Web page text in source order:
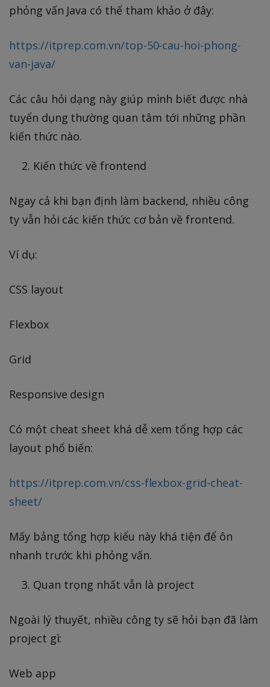
phỏng vấn Java có thể tham khảo ở đây:
https://itprep.com.vn/top-50-cau-hoi-phong-
van-java/
Các câu hỏi dạng này giúp mình biết được nhà
tuyển dụng thường quan tâm tới những phần
kiến thức nào.
Kiến thức về frontend
Ngay cả khi bạn định làm backend, nhiều công
ty vẫn hỏi các kiến thức cơ bản về frontend.
Ví dụ:
CSS layout
Flexbox
Grid
Responsive design
Có một cheat sheet khá dễ xem tổng hợp các
layout phổ biến:
https://itprep.com.vn/css-flexbox-grid-cheat-
sheet/
Mấy bảng tổng hợp kiểu này khá tiện để ôn
nhanh trước khi phỏng vấn.
Quan trọng nhất vẫn là project
Ngoài lý thuyết, nhiều công ty sẽ hỏi bạn đã làm
project gì:
Web app